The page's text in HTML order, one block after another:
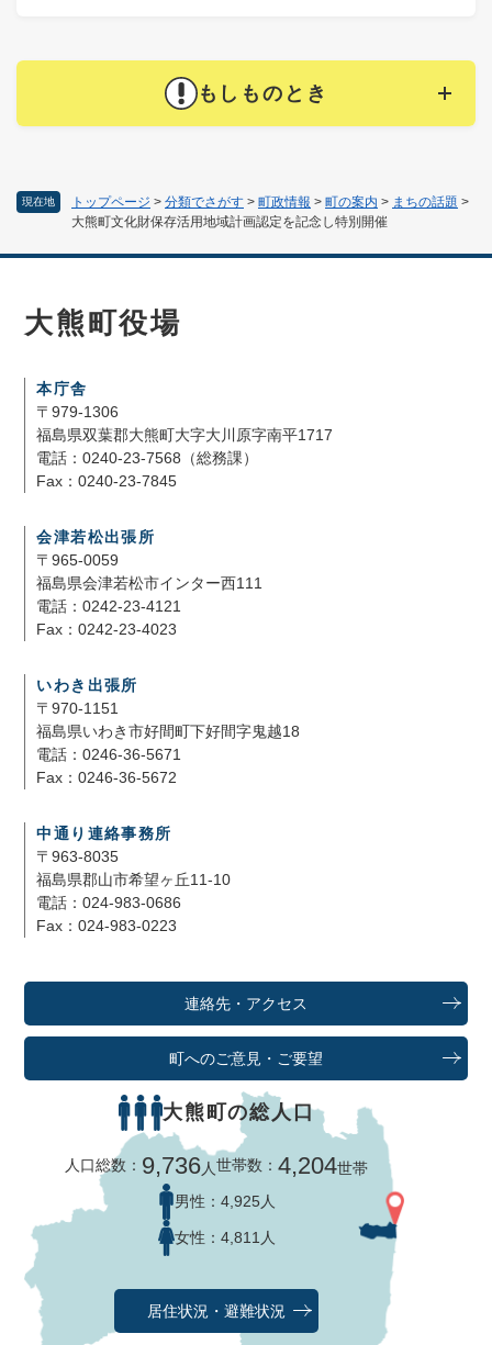
現在地 トップページ > 分類でさがす > 町政情報 > 町の案内 > まちの話題 >
大熊町文化財保存活用地域計画認定を記念し特別開催
もしものとき
大熊町役場
本庁舎
〒979-1306
福島県双葉郡大熊町大字大川原字南平1717
電話：0240-23-7568（総務課）
Fax：0240-23-7845
会津若松出張所
〒965-0059
福島県会津若松市インター西111
電話：0242-23-4121
Fax：0242-23-4023
いわき出張所
〒970-1151
福島県いわき市好間町下好間字鬼越18
電話：0246-36-5671
Fax：0246-36-5672
中通り連絡事務所
〒963-8035
福島県郡山市希望ヶ丘11-10
電話：024-983-0686
Fax：024-983-0223
連絡先・アクセス
町へのご意見・ご要望
大熊町の総人口
人口総数： 9,736人世帯数：4,204世帯
男性： 4,925人
女性： 4,811人
居住状況・避難状況